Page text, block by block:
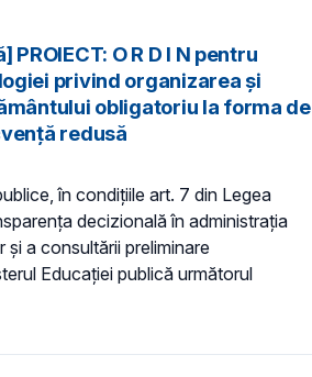
O R D I N pentru
privind organizarea și
obligatoriu la forma de
redusă
în condiţiile art. 7 din Legea
decizională în administraţia
și a consultării preliminare
Educaţiei publică următorul